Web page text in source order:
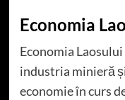
Economia
Economia
industria minieră
economie în curs